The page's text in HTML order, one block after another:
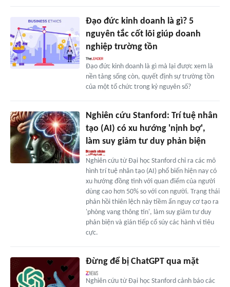
Đạo đức kinh doanh là gì? 5
nguyên tắc cốt lõi giúp doanh
nghiệp trường tồn
Đạo đức kinh doanh là gì mà lại được xem là
nền tảng sống còn, quyết định sự trường tồn
của một tổ chức trong kỷ nguyên số?
Nghiên cứu Stanford: Trí tuệ nhân
tạo (AI) có xu hướng 'nịnh bợ',
làm suy giảm tư duy phản biện
Nghiên cứu từ Đại học Stanford chỉ ra các mô
hình trí tuệ nhân tạo (AI) phổ biến hiện nay có
xu hướng đồng tình với quan điểm của người
dùng cao hơn 50% so với con người. Trạng thái
phản hồi thiên lệch này tiềm ẩn nguy cơ tạo ra
'phòng vang thông tin', làm suy giảm tư duy
phản biện và gián tiếp cổ súy các hành vi tiêu
cực.
Đừng để bị ChatGPT qua mặt
Nghiên cứu từ Đại học Stanford cảnh báo các